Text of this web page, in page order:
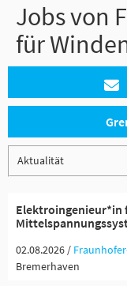
Jobs von
für
Elektroingenieur*in
02.08.2026 /
Bremerhaven